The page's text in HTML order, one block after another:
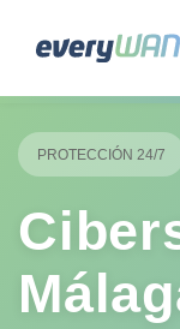
PROTECCIÓN 24/7